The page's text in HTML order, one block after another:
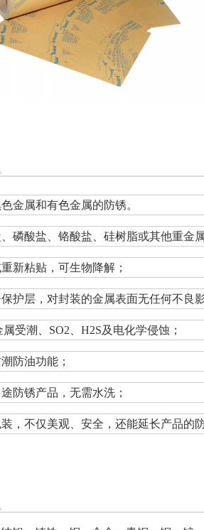
金属和有色金属的防锈。
磷酸盐、铬酸盐、硅树脂或其他重金
新粘贴，可生物降解；
护层，对封装的金属表面无任何不良
受潮、SO2、H2S及电化学侵蚀；
防油功能；
防锈产品，无需水洗；
，不仅美观、安全，还能延长产品的